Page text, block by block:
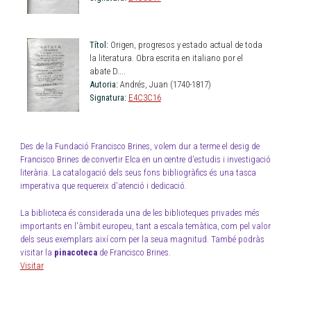
Títol:Origen, progresos y estado actual de toda
la literatura. Obra escrita en italiano por el
abate D....
Autoria:Andrés, Juan (1740-1817)
Signatura: E4C3C16
Des de la Fundació Francisco Brines, volem dur a terme el desig de
Francisco Brines de convertir Elca en un centre d'estudis i investigació
literària. La catalogació dels seus fons bibliogràfics és una tasca
imperativa que requereix d'atenció i dedicació.
La biblioteca és considerada una de les biblioteques privades més
importants en l'àmbit europeu, tant a escala temàtica, com pel valor
dels seus exemplars així com per la seua magnitud. També podràs
visitar la pinacotecade Francisco Brines.
Visitar